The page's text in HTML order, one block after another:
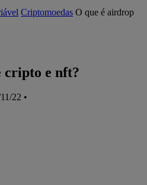
Criptomoedas O que é airdrop
cripto e nft?
22 •